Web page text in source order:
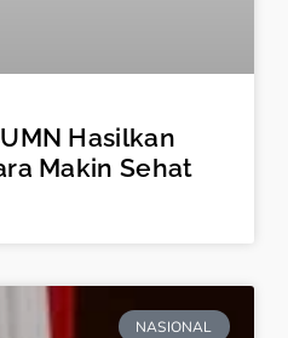
Hasilkan
Makin Sehat
NASIONAL